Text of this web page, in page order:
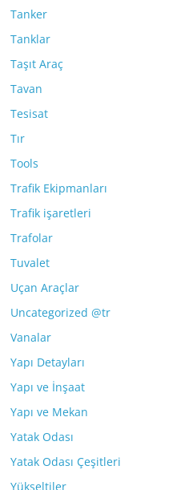
Tanker
Tanklar
Taşıt Araç
Tavan
Tesisat
Tır
Tools
Trafik Ekipmanları
Trafik işaretleri
Trafolar
Tuvalet
Uçan Araçlar
Uncategorized @tr
Vanalar
Yapı Detayları
Yapı ve İnşaat
Yapı ve Mekan
Yatak Odası
Yatak Odası Çeşitleri
Yükseltiler